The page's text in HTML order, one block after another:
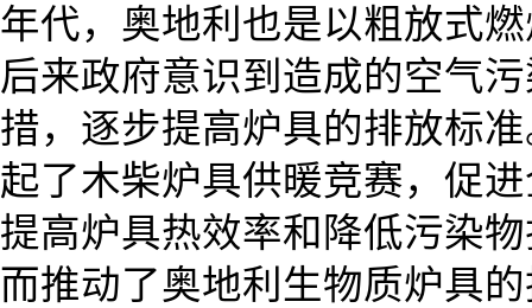
年代，奥地利也是以粗放式
后来政府意识到造成的空气
措，逐步提高炉具的排放标
起了木柴炉具供暖竞赛，促
提高炉具热效率和降低污染
而推动了奥地利生物质炉具